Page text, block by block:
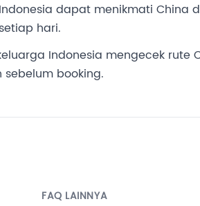
dapat menikmati China
hari.
Indonesia mengecek rute
booking.
FAQ LAINNYA